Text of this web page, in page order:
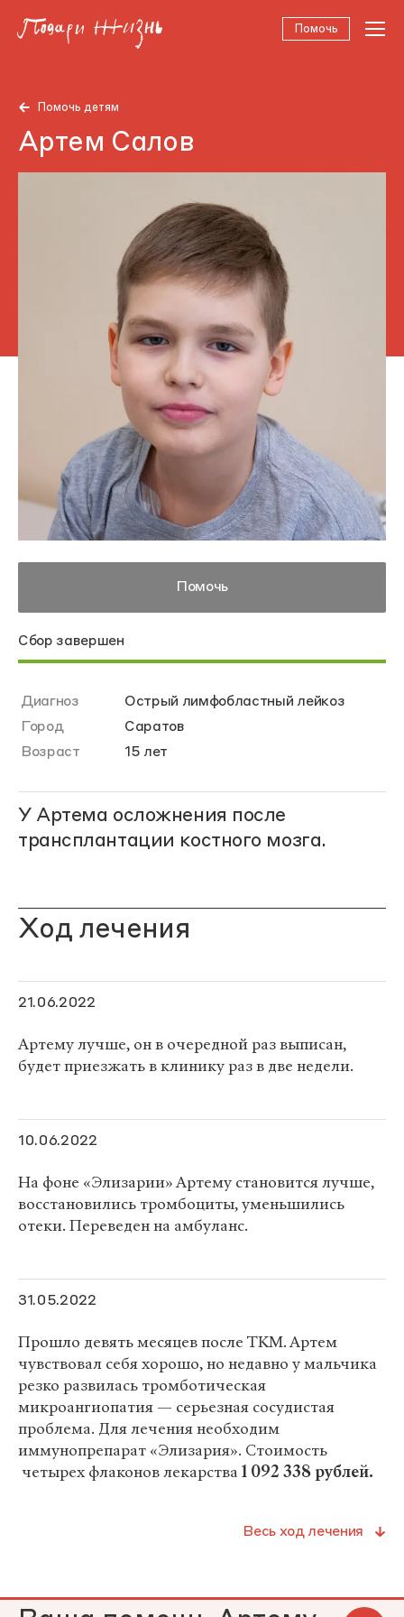
Помочь
Помочь детям
Артем Салов
Помочь
Сбор завершен
Диагноз
Острый лимфобластный лейкоз
Город
Саратов
Возраст
15 лет
У Артема осложнения после
трансплантации костного мозга.
Ход лечения
21.06.2022
Артему лучше, он в очередной раз выписан,
будет приезжать в клинику раз в две недели.
10.06.2022
На фоне «Элизарии» Артему становится лучше,
восстановились тромбоциты, уменьшились
отеки. Переведен на амбуланс.
31.05.2022
Прошло девять месяцев после ТКМ. Артем
чувствовал себя хорошо, но недавно у мальчика
резко развилась тромботическая
микроангиопатия — серьезная сосудистая
проблема. Для лечения необходим
иммунопрепарат «Элизария». Стоимость
четырех флаконов лекарства 1 092 338 рублей.
Весь ход лечения